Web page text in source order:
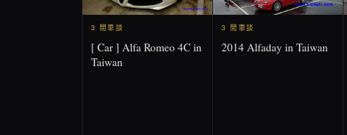
3 閒車談
[ Car ] Alfa Romeo 4C in
Taiwan
3 閒車談
2014 Alfaday in Taiwan